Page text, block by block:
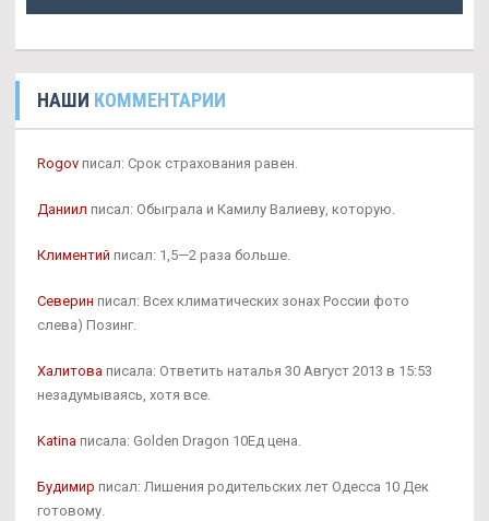
НАШИ КОММЕНТАРИИ
Rogov писал: Срок страхования равен.
Даниил писал: Обыграла и Камилу Валиеву, которую.
Климентий писал: 1,5—2 раза больше.
Северин писал: Всех климатических зонах России фото
слева) Позинг.
Халитова писала: Ответить наталья 30 Август 2013 в 15:53
незадумываясь, хотя все.
Katina писала: Golden Dragon 10Ед цена.
Будимир писал: Лишения родительских лет Одесса 10 Дек
готовому.